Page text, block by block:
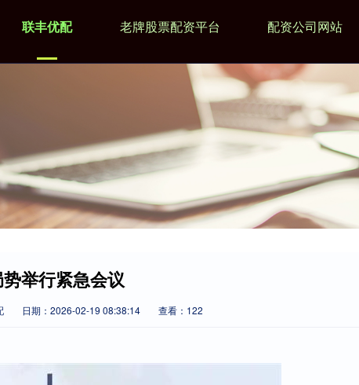
联丰优配 老牌股票配资平台 配资公司网站
举行紧急会议
日期：2026-02-19 08:38:14 查看：122